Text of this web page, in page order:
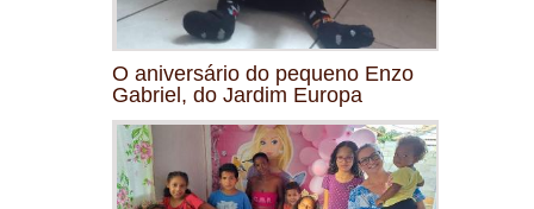
O aniversário do pequeno Enzo
Gabriel, do Jardim Europa